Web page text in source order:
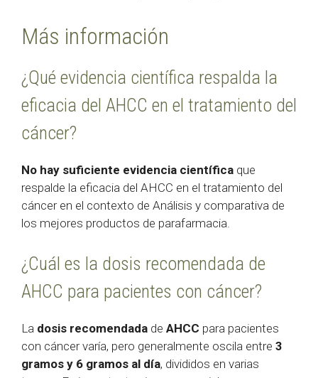
Más información
¿Qué evidencia científica respalda la
eficacia del AHCC en el tratamiento del
cáncer?
No hay suficiente evidencia científica que
respalde la eficacia del AHCC en el tratamiento del
cáncer en el contexto de Análisis y comparativa de
los mejores productos de parafarmacia.
¿Cuál es la dosis recomendada de
AHCC para pacientes con cáncer?
La dosis recomendada de AHCC para pacientes
con cáncer varía, pero generalmente oscila entre 3
gramos y 6 gramos al día, divididos en varias